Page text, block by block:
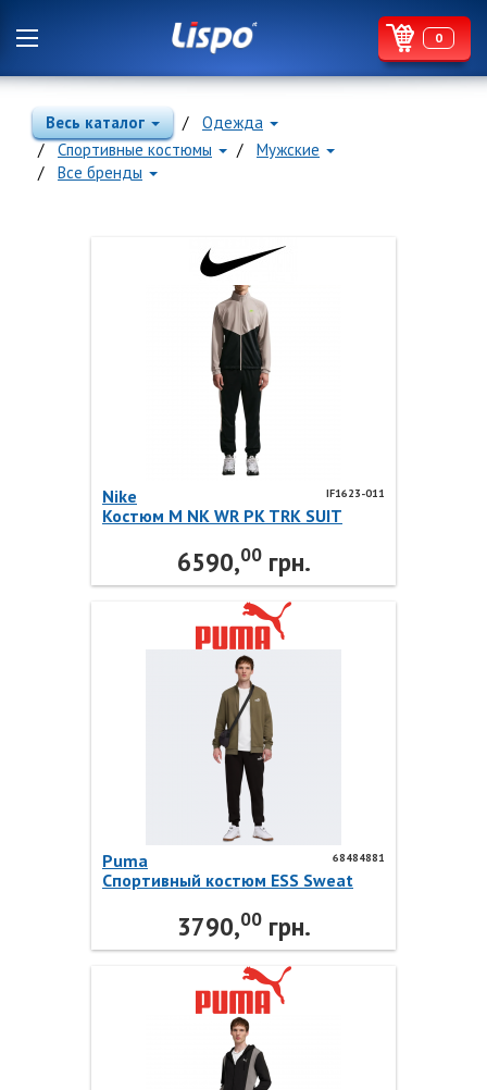
0
Весь каталог
Одежда
Спортивные костюмы
Мужские
Все бренды
IF1623-011
Nike
Костюм M NK WR PK TRK SUIT
6590,00грн.
68484881
Puma
Спортивный костюм ESS Sweat
3790,00грн.